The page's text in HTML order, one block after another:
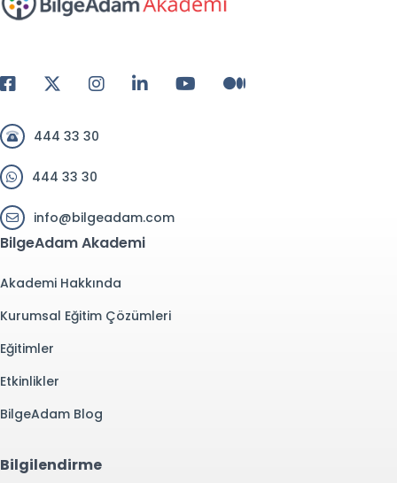
444 33 30
444 33 30
info@bilgeadam.com
BilgeAdam Akademi
Akademi Hakkında
Kurumsal Eğitim Çözümleri
Eğitimler
Etkinlikler
BilgeAdam Blog
Bilgilendirme